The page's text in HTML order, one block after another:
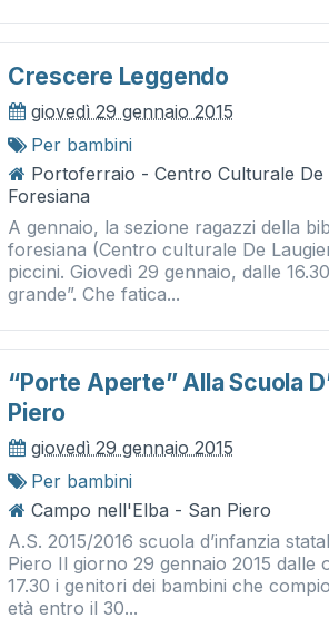
Crescere Leggendo
giovedì 29 gennaio 2015
Per bambini
Portoferraio - Centro Culturale De
Foresiana
A gennaio, la sezione ragazzi della
foresiana (Centro culturale De
piccini. Giovedì 29 gennaio, dalle
grande”. Che fatica...
“porte Aperte” Alla Scuola
Piero
giovedì 29 gennaio 2015
Per bambini
Campo nell'Elba - San Piero
A.S. 2015/2016 scuola d’infanzia
Piero Il giorno 29 gennaio 2015 dalle
17.30 i genitori dei bambini che
età entro il 30...